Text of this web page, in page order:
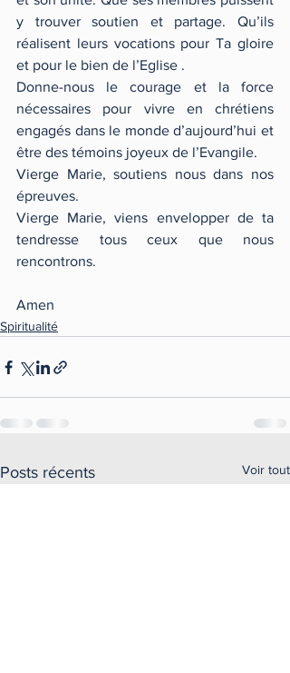
y trouver soutien et partage. Qu’ils
réalisent leurs vocations pour Ta gloire
et pour le bien de l’Eglise .
Donne-nous le courage et la force
nécessaires pour vivre en chrétiens
engagés dans le monde d’aujourd’hui et
être des témoins joyeux de l’Evangile.
Vierge Marie, soutiens nous dans nos
épreuves.
Vierge Marie, viens envelopper de ta
tendresse tous ceux que nous
rencontrons.
Amen
Spiritualité
Posts récents Voir tout